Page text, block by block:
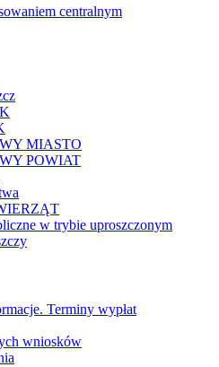
centralnym
MIASTO
POWIAT
w trybie uproszczonym
Terminy wypłat
wniosków